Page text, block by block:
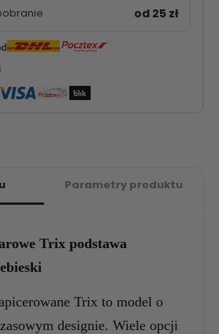
od 25 zł
Parametry produktu
Trix podstawa
Trix to model o
designie. Wiele opcji